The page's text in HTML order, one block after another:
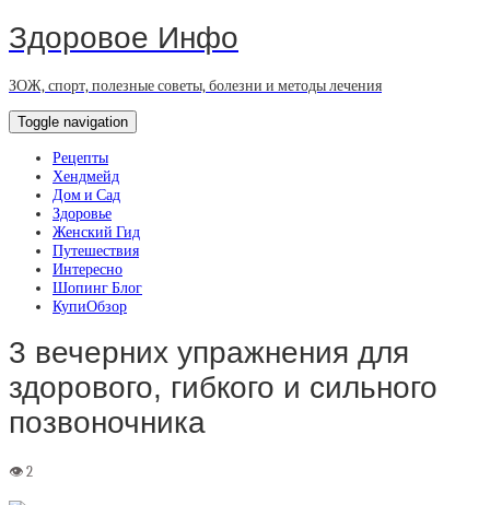
Здоровое Инфо
ЗОЖ, спорт, полезные советы, болезни и методы лечения
Toggle navigation
Рецепты
Хендмейд
Дом и Сад
Здоровье
Женский Гид
Путешествия
Интересно
Шопинг Блог
КупиОбзор
3 вечерних упражнения для
здорового, гибкого и сильного
позвоночника